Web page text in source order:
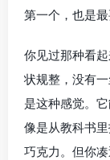
第一个，也是
你见过那种看
状规整，没有
是这种感觉。
像是从教科书
巧克力。但你